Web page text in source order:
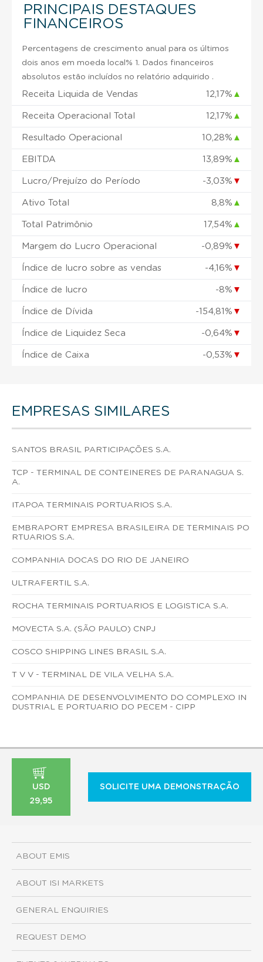
PRINCIPAIS DESTAQUES
FINANCEIROS
Percentagens de crescimento anual para os últimos
dois anos em moeda local% 1. Dados financeiros
absolutos estão incluídos no relatório adquirido .
Receita Liquida de Vendas 12,17% ▲
Receita Operacional Total 12,17% ▲
Resultado Operacional 10,28% ▲
EBITDA 13,89% ▲
Lucro/Prejuízo do Período -3,03% ▼
Ativo Total 8,8% ▲
Total Patrimônio 17,54% ▲
Margem do Lucro Operacional -0,89% ▼
Índice de lucro sobre as vendas -4,16% ▼
Índice de lucro -8% ▼
Índice de Dívida -154,81% ▼
Índice de Liquidez Seca -0,64% ▼
Índice de Caixa -0,53% ▼
EMPRESAS SIMILARES
SANTOS BRASIL PARTICIPAÇÕES S.A.
TCP - TERMINAL DE CONTEINERES DE PARANAGUA S.
A.
ITAPOA TERMINAIS PORTUARIOS S.A.
EMBRAPORT EMPRESA BRASILEIRA DE TERMINAIS PO
RTUARIOS S.A.
COMPANHIA DOCAS DO RIO DE JANEIRO
ULTRAFERTIL S.A.
ROCHA TERMINAIS PORTUARIOS E LOGISTICA S.A.
MOVECTA S.A. (SÃO PAULO) CNPJ
COSCO SHIPPING LINES BRASIL S.A.
T V V - TERMINAL DE VILA VELHA S.A.
COMPANHIA DE DESENVOLVIMENTO DO COMPLEXO IN
DUSTRIAL E PORTUARIO DO PECEM - CIPP
USD
29,95
SOLICITE UMA DEMONSTRAÇÃO
ABOUT EMIS
ABOUT ISI MARKETS
GENERAL ENQUIRIES
REQUEST DEMO